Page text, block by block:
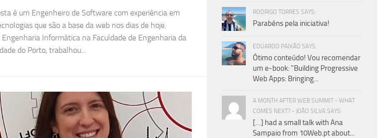
é um Engenheiro de Software com experiência em
que são a base da web nos dias de hoje.
Engenharia Informática na Faculdade de Engenharia da
do Porto, trabalhou...
RODRIGO TORRES SAYS:
Parabéns pela iniciativa!
EDUARDO PAIXÃO SAYS:
Ótimo conteúdo! Vou recomendar
um e-book: "Building Progressive
Web Apps: Bringing...
A MONTH AFTER WEB SUMMIT - WHAT
COMES NEXT? - JOÃO SILVA SAYS:
[…] had a small talk with Ana
Sampaio from 10Web.pt about...